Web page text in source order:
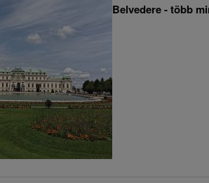
Belvedere - több